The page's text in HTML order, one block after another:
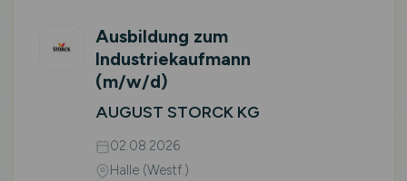
Ausbildung zum
Industriekaufmann
(m/w/d)
AUGUST STORCK KG
02.08.2026
Halle (Westf.)